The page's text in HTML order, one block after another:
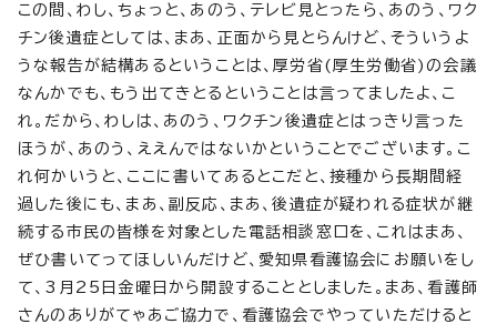
この間、わし、ちょっと、あのう、テレビ見とったら、あのう、ワク
チン後遺症としては、まあ、正面から見とらんけど、そういうよ
うな報告が結構あるということは、厚労省(厚生労働省)の会議
なんかでも、もう出てきとるということは言ってましたよ、こ
れ。だから、わしは、あのう、ワクチン後遺症とはっきり言った
ほうが、あのう、ええんではないかということでございます。こ
れ何かいうと、ここに書いてあるとこだと、接種から長期間経
過した後にも、まあ、副反応、まあ、後遺症が疑われる症状が継
続する市民の皆様を対象とした電話相談窓口を、これはまあ、
ぜひ書いてってほしいんだけど、愛知県看護協会にお願いをし
て、3月25日金曜日から開設することとしました。まあ、看護師
さんのありがてゃあご協力で、看護協会でやっていただけると